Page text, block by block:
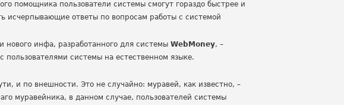
помощника пользователи системы смогут гораздо быстрее и
ответы по вопросам работы с системой
нового инфа, разработанного для системыWebMoney, –
пользователями системы на естественном языке.
и по внешности. Это не случайно: муравей, как известно, –
муравейника, в данном случае, пользователей системы